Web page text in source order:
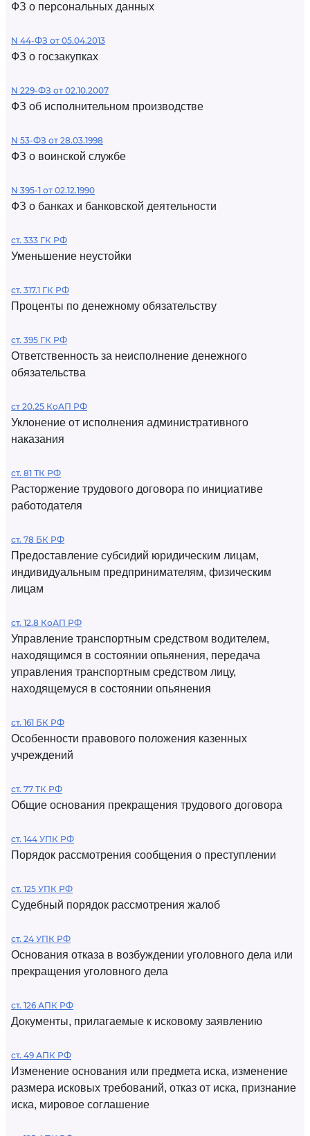
ФЗ о персональных данных
N 44-ФЗ от 05.04.2013
ФЗ о госзакупках
N 229-ФЗ от 02.10.2007
ФЗ об исполнительном производстве
N 53-ФЗ от 28.03.1998
ФЗ о воинской службе
N 395-1 от 02.12.1990
ФЗ о банках и банковской деятельности
ст. 333 ГК РФ
Уменьшение неустойки
ст. 317.1 ГК РФ
Проценты по денежному обязательству
ст. 395 ГК РФ
Ответственность за неисполнение денежного
обязательства
ст 20.25 КоАП РФ
Уклонение от исполнения административного
наказания
ст. 81 ТК РФ
Расторжение трудового договора по инициативе
работодателя
ст. 78 БК РФ
Предоставление субсидий юридическим лицам,
индивидуальным предпринимателям, физическим
лицам
ст. 12.8 КоАП РФ
Управление транспортным средством водителем,
находящимся в состоянии опьянения, передача
управления транспортным средством лицу,
находящемуся в состоянии опьянения
ст. 161 БК РФ
Особенности правового положения казенных
учреждений
ст. 77 ТК РФ
Общие основания прекращения трудового договора
ст. 144 УПК РФ
Порядок рассмотрения сообщения о преступлении
ст. 125 УПК РФ
Судебный порядок рассмотрения жалоб
ст. 24 УПК РФ
Основания отказа в возбуждении уголовного дела или
прекращения уголовного дела
ст. 126 АПК РФ
Документы, прилагаемые к исковому заявлению
ст. 49 АПК РФ
Изменение основания или предмета иска, изменение
размера исковых требований, отказ от иска, признание
иска, мировое соглашение